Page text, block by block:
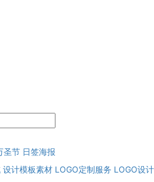
圣节 日签海报
设计模板素材 LOGO定制服务 LOGO设计